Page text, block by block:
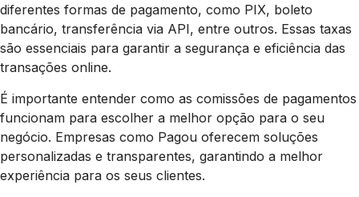
diferentes formas de pagamento, como PIX, boleto
bancário, transferência via API, entre outros. Essas taxas
são essenciais para garantir a segurança e eficiência das
transações online.
É importante entender como as comissões de pagamentos
funcionam para escolher a melhor opção para o seu
negócio. Empresas como Pagou oferecem soluções
personalizadas e transparentes, garantindo a melhor
experiência para os seus clientes.